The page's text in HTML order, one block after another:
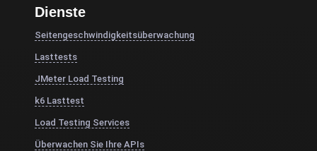
Dienste
Seitengeschwindigkeitsüberwachung
Lasttests
JMeter Load Testing
k6 Lasttest
Load Testing Services
Überwachen Sie Ihre APIs